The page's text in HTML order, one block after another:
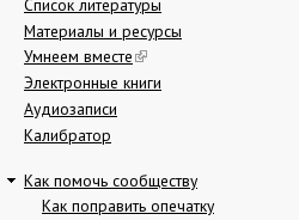
Список литературы
Материалы и ресурсы
Умнеем вместе
Электронные книги
Аудиозаписи
Калибратор
Как помочь сообществу
Как поправить опечатку